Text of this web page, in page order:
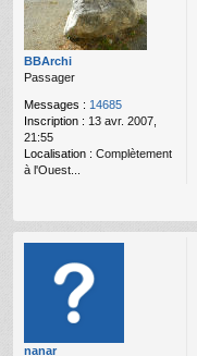
BBArchi
Passager
Messages : 14685
Inscription : 13 avr. 2007,
21:55
Localisation : Complètement
à l'Ouest...
nanar